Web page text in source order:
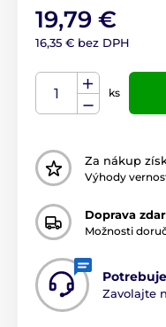
19,79 €
16,35 € bez DPH
ks
Za nákup
Výhody
Doprava
Možnosti
Zavolajte